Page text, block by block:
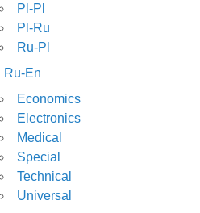
Pl-Pl
Pl-Ru
Ru-Pl
Ru-En
Economics
Electronics
Medical
Special
Technical
Universal